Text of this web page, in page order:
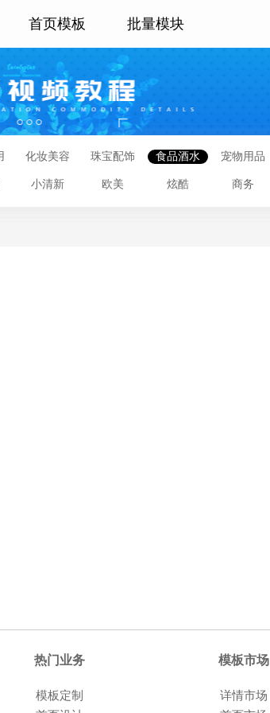
首页模板 批量模块
化妆美容 珠宝配饰 食品酒水 宠物用品
小清新 欧美 炫酷 商务
热门业务 模板市场
模板定制
详情市场